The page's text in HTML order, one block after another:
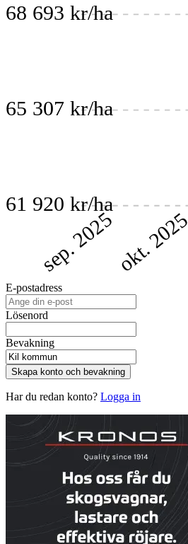
61 920 kr/ha
65 307 kr/ha
68 693 kr/ha
sep. 2025okt. 2025
E-postadress
Lösenord
Bevakning
Skapa konto och bevakning
Har du redan konto? Logga in